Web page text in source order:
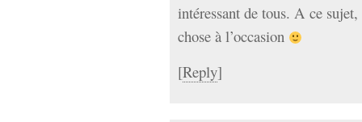
intéressant de tous. A ce
chose à l’occasion
[Reply]